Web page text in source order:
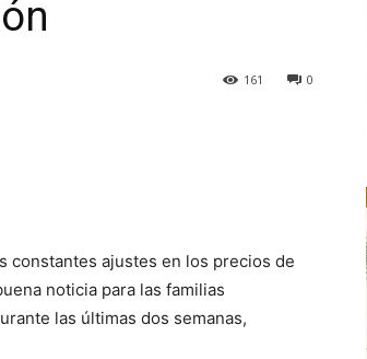
0
161
constantes ajustes en los precios de
noticia para las familias
las últimas dos semanas,